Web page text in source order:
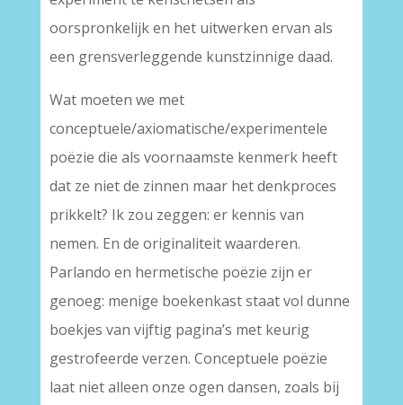
oorspronkelijk en het uitwerken ervan als
een grensverleggende kunstzinnige daad.
Wat moeten we met
conceptuele/axiomatische/experimentele
poëzie die als voornaamste kenmerk heeft
dat ze niet de zinnen maar het denkproces
prikkelt? Ik zou zeggen: er kennis van
nemen. En de originaliteit waarderen.
Parlando en hermetische poëzie zijn er
genoeg: menige boekenkast staat vol dunne
boekjes van vijftig pagina’s met keurig
gestrofeerde verzen. Conceptuele poëzie
laat niet alleen onze ogen dansen, zoals bij